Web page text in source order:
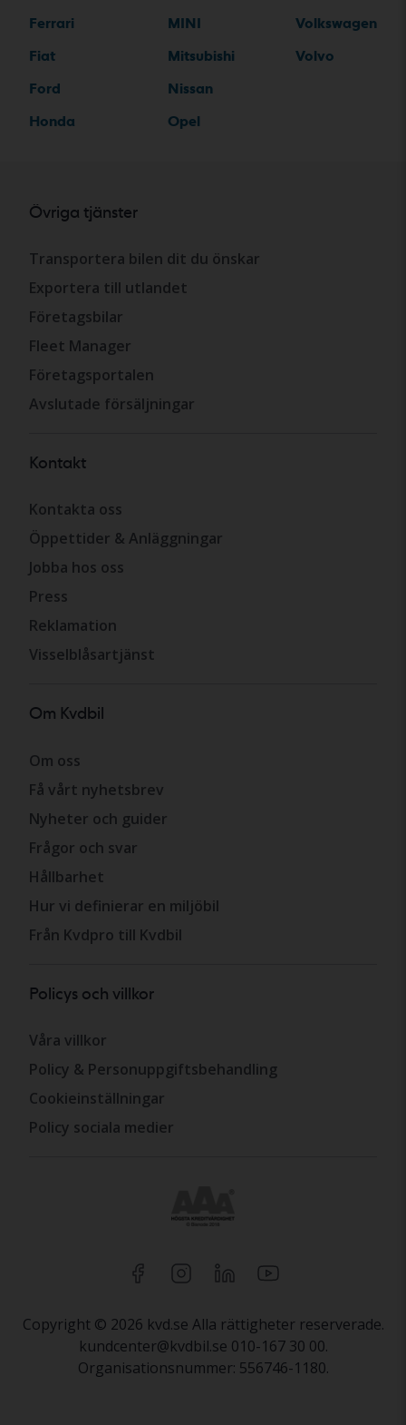
Ferrari
Fiat
Ford
Honda
MINI
Mitsubishi
Nissan
Opel
Volkswagen
Volvo
Övriga tjänster
Transportera bilen dit du önskar
Exportera till utlandet
Företagsbilar
Fleet Manager
Företagsportalen
Avslutade försäljningar
Kontakt
Kontakta oss
Öppettider & Anläggningar
Jobba hos oss
Press
Reklamation
Visselblåsartjänst
Om Kvdbil
Om oss
Få vårt nyhetsbrev
Nyheter och guider
Frågor och svar
Hållbarhet
Hur vi definierar en miljöbil
Från Kvdpro till Kvdbil
Policys och villkor
Våra villkor
Policy & Personuppgiftsbehandling
Cookieinställningar
Policy sociala medier
Copyright © 2026 kvd.se Alla rättigheter reserverade.
kundcenter@kvdbil.se 010-167 30 00.
Organisationsnummer: 556746-1180.